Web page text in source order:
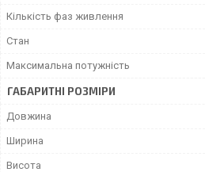
Кількість фаз живлення
Стан
Максимальна потужність
ГАБАРИТНІ РОЗМІРИ
Довжина
Ширина
Висота